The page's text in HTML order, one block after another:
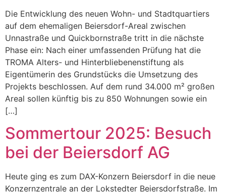
Die Entwicklung des neuen Wohn- und Stadtquartiers
auf dem ehemaligen Beiersdorf-Areal zwischen
Unnastraße und Quickbornstraße tritt in die nächste
Phase ein: Nach einer umfassenden Prüfung hat die
TROMA Alters- und Hinterbliebenenstiftung als
Eigentümerin des Grundstücks die Umsetzung des
Projekts beschlossen. Auf dem rund 34.000 m² großen
Areal sollen künftig bis zu 850 Wohnungen sowie ein
[…]
Sommertour 2025: Besuch
bei der Beiersdorf AG
Heute ging es zum DAX-Konzern Beiersdorf in die neue
Konzernzentrale an der Lokstedter Beiersdorfstraße. Im